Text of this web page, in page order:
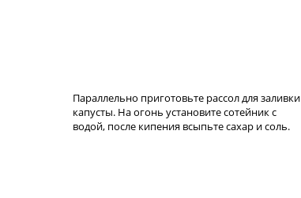
Параллельно приготовьте рассол для заливки
капусты. На огонь установите сотейник с
водой, после кипения всыпьте сахар и соль.